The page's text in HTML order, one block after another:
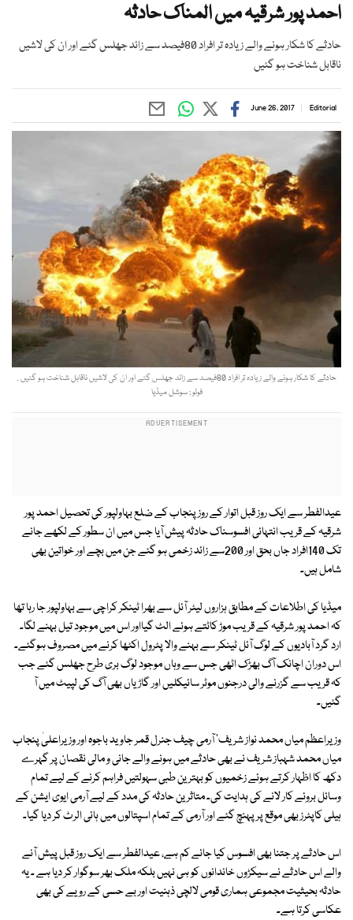
احمد پور شرقیہ میں المناک حادثہ
حادثے کا شکار ہونے والے زیادہ تر افراد 80فیصد سے زائد جھلس گئے اور ان کی لاشیں
ناقابل شناخت ہو گئیں
Editorial
June 26, 2017
حادثے کا شکار ہونے والے زیادہ تر افراد 80فیصد سے زائد جھلس گئے اور ان کی لاشیں ناقابل شناخت ہو گئیں .
فوٹو : سوشل میڈیا
عیدالفطر سے ایک روز قبل اتوار کے روز پنجاب کے ضلع بہاولپور کی تحصیل احمد پور
شرقیہ کے قریب انتہائی افسوسناک حادثہ پیش آیا جس میں ان سطور کے لکھے جانے
تک 140افراد جاں بحق اور 200سے زائد زخمی ہو گئے جن میں بچے اور خواتین بھی
شامل ہیں۔
میڈیا کی اطلاعات کے مطابق ہزاروں لیٹر آئل سے بھرا ٹینکر کراچی سے بہاولپور جا رہا تھا
کہ احمد پور شرقیہ کے قریب موڑ کاٹتے ہوئے الٹ گیااور اس میں موجود تیل بہنے لگا۔
ارد گرد آبادیوں کے لوگ آئل ٹینکر سے بہنے والا پٹرول اکٹھا کرنے میں مصروف ہوگئے۔
اس دوران اچانک آگ بھڑک اٹھی جس سے وہاں موجود لوگ بری طرح جھلس گئے جب
کہ قریب سے گزرنے والی درجنوں موٹر سائیکلیں اور گاڑیاں بھی آگ کی لپیٹ میں آ
گئیں۔
وزیراعظم میاں محمد نواز شریف' آرمی چیف جنرل قمر جاوید باجوہ اور وزیراعلیٰ پنجاب
میاں محمد شہباز شریف نے بھی حادثے میں ہونے والے جانی و مالی نقصان پر گہرے
دکھ کا اظہار کرتے ہوئے زخمیوں کو بہترین طبی سہولتیں فراہم کرنے کے لیے تمام
وسائل بروئے کار لانے کی ہدایت کی۔ متاثرین حادثہ کی مدد کے لیے آرمی ایوی ایشن کے
ہیلی کاپٹرز بھی موقع پر پہنچ گئے اور آرمی کے تمام اسپتالوں میں ہائی الرٹ کر دیا گیا۔
اس حادثے پر جتنا بھی افسوس کیا جائے کم ہے، عیدالفطر سے ایک روز قبل پیش آنے
والے اس حادثے نے سیکڑوں خاندانوں کو ہی نہیں بلکہ ملک بھر سوگوار کر دیا ہے ۔ یہ
حادثہ بحیثیت مجموعی ہماری قومی لالچی ذہنیت اور بے حسی کے رویے کی بھی
عکاسی کرتا ہے۔